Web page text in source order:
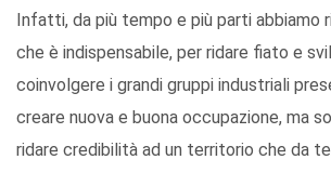
Infatti, da più tempo e più parti abbiamo
che è indispensabile, per ridare fiato e
coinvolgere i grandi gruppi industriali
creare nuova e buona occupazione, ma
ridare credibilità ad un territorio che da